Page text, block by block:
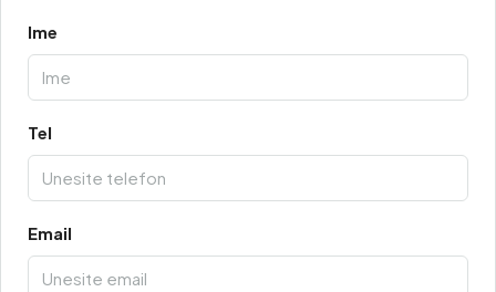
Ime
Tel
Email